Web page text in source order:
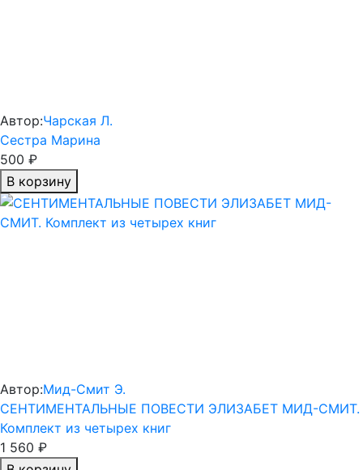
Автор:Чарская Л.
Сестра Марина
500 ₽
В корзину
Автор:Мид-Смит Э.
СЕНТИМЕНТАЛЬНЫЕ ПОВЕСТИ ЭЛИЗАБЕТ МИД-СМИТ.
Комплект из четырех книг
1 560 ₽